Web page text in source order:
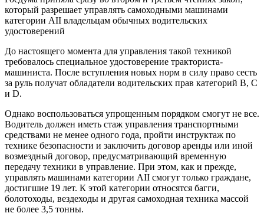
который разрешает управлять самоходными машинами
категории АII владельцам обычных водительских
удостоверений
До настоящего момента для управления такой техникой
требовалось специальное удостоверение тракториста-
машиниста. После вступления новых норм в силу право сесть
за руль получат обладатели водительских прав категорий B, C
и D.
Однако воспользоваться упрощенным порядком смогут не все.
Водитель должен иметь стаж управления транспортными
средствами не менее одного года, пройти инструктаж по
технике безопасности и заключить договор аренды или иной
возмездный договор, предусматривающий временную
передачу техники в управление. При этом, как и прежде,
управлять машинами категории АII смогут только граждане,
достигшие 19 лет. К этой категории относятся багги,
болотоходы, вездеходы и другая самоходная техника массой
не более 3,5 тонны.